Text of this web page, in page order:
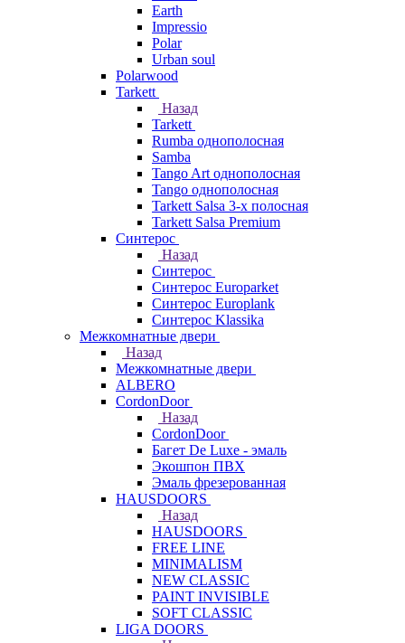
Earth
Impressio
Polar
Urban soul
Polarwood
Tarkett
Назад
Tarkett
Rumba однополосная
Samba
Tango Art однополосная
Tango однополосная
Tarkett Salsa 3-х полосная
Tarkett Salsa Premium
Синтерос
Назад
Синтерос
Синтерос Europarket
Синтерос Europlank
Синтерос Klassika
Межкомнатные двери
Назад
Межкомнатные двери
ALBERO
CordonDoor
Назад
CordonDoor
Багет De Luxe - эмаль
Экошпон ПВХ
Эмаль фрезерованная
HAUSDOORS
Назад
HAUSDOORS
FREE LINE
MINIMALISM
NEW CLASSIC
PAINT INVISIBLE
SOFT CLASSIC
LIGA DOORS